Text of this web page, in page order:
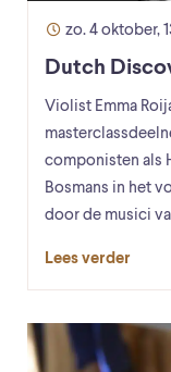
zo. 4 oktober,
Dutch
Violist Emma
componisten als
Bosmans in het
door de musici
Lees verder